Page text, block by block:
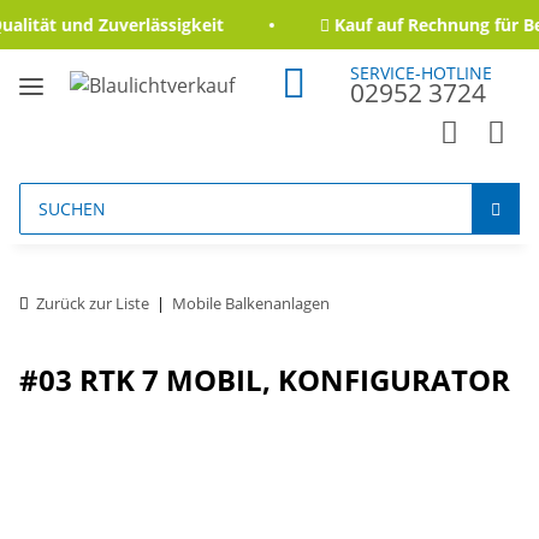
und Zuverlässigkeit Kauf auf Rechnung für
SERVICE-HOTLINE
02952 3724
Zurück zur Liste Mobile Balkenanlagen
#03 RTK 7 MOBIL, KONFIGURATOR